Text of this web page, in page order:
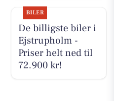
BILER
De billigste biler i
Ejstrupholm -
Priser helt ned til
72.900 kr!